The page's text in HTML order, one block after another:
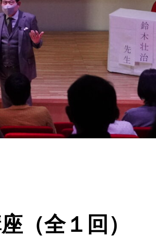
（全１回）